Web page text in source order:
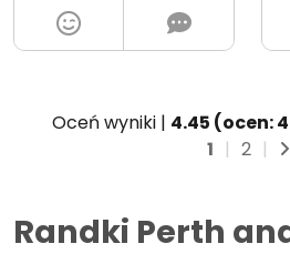
Oceń wyniki | 4.45 (ocen:
1 | 2 |
Randki Perth